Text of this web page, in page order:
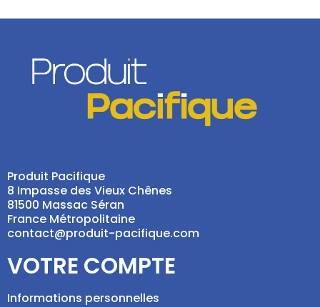
Produit Pacifique
8 Impasse des Vieux Chênes
81500 Massac Séran
France Métropolitaine
contact@produit-pacifique.com
VOTRE COMPTE
Informations personnelles